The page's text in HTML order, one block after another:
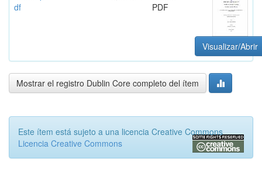
df
PDF
Visualizar/Abrir
Mostrar el registro Dublin Core completo del ítem
Este ítem está sujeto a una licencia Creative Commons
Licencia Creative Commons